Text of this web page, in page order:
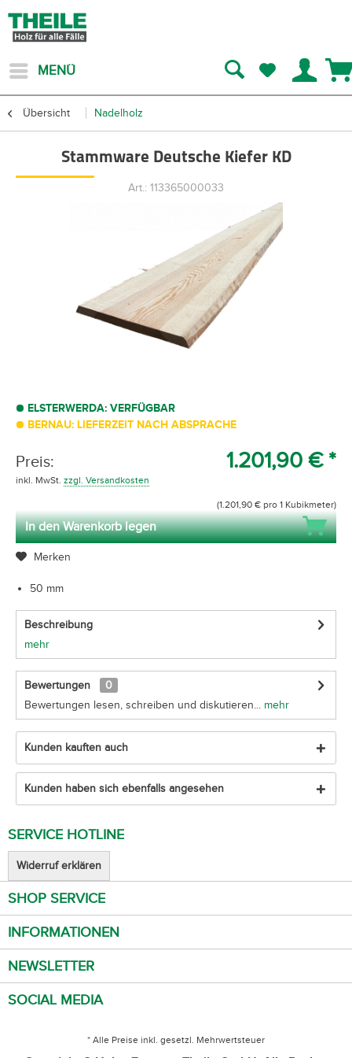
MENÜ
Übersicht Nadelholz
Stammware Deutsche Kiefer KD
Art.: 113365000033
ELSTERWERDA: VERFÜGBAR
BERNAU: LIEFERZEIT NACH ABSPRACHE
Preis: 1.201,90 € *
inkl. MwSt. zzgl. Versandkosten
(1.201,90 € pro 1 Kubikmeter)
In den Warenkorb legen
Merken
50 mm
Beschreibung
mehr
Bewertungen
0
Bewertungen lesen, schreiben und diskutieren... mehr
Kunden kauften auch
Kunden haben sich ebenfalls angesehen
SERVICE HOTLINE
Widerruf erklären
SHOP SERVICE
INFORMATIONEN
NEWSLETTER
SOCIAL MEDIA
* Alle Preise inkl. gesetzl. Mehrwertsteuer